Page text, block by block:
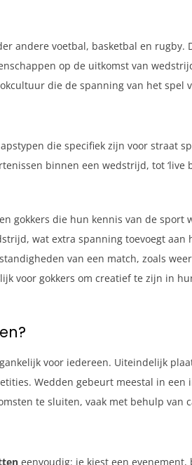
andere voetbal, basketbal en rugby.
op de uitkomst van
die de spanning van het spel
die specifiek zijn voor straat
binnen een wedstrijd, tot
gokkers die hun kennis van de
wat extra spanning toevoegt aan
van een match, zoals
voor gokkers om creatief te zijn in
voor iedereen. Uiteindelijk
Wedden gebeurt meestal in
te sluiten, vaak met behulp van
eenvoudig: je kiest een